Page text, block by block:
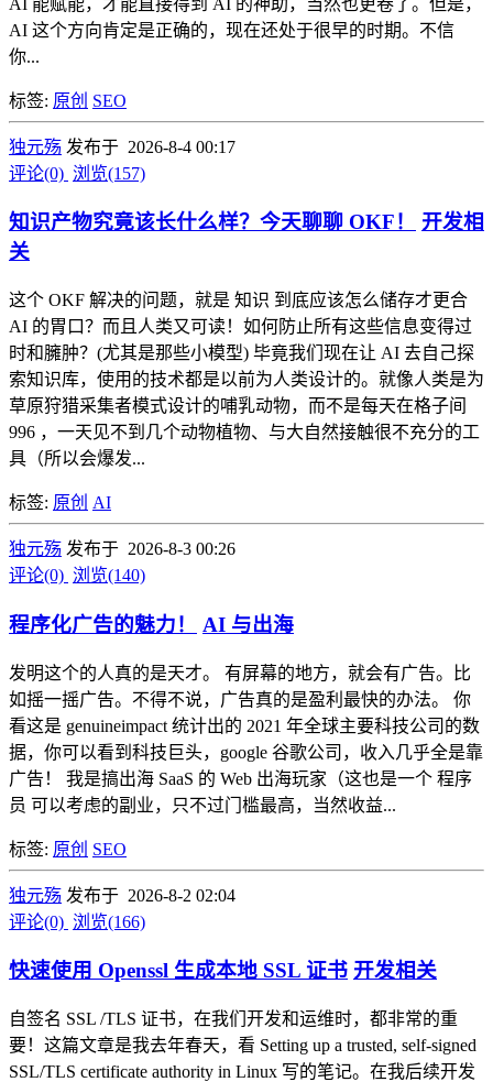
AI 这个方向肯定是正确的，现在还处于很早的时期。不信
你...
标签: 原创 SEO
独元殇 发布于 2026-8-4 00:17
评论(0) 浏览(157)
知识产物究竟该长什么样？今天聊聊 OKF！
开发相
关
这个 OKF 解决的问题，就是 知识 到底应该怎么储存才更合
AI 的胃口？而且人类又可读！如何防止所有这些信息变得过
时和臃肿？(尤其是那些小模型) 毕竟我们现在让 AI 去自己探
索知识库，使用的技术都是以前为人类设计的。就像人类是为
草原狩猎采集者模式设计的哺乳动物，而不是每天在格子间
996 ，一天见不到几个动物植物、与大自然接触很不充分的工
具（所以会爆发...
标签: 原创 AI
独元殇 发布于 2026-8-3 00:26
评论(0) 浏览(140)
程序化广告的魅力！ AI 与出海
发明这个的人真的是天才。 有屏幕的地方，就会有广告。比
如摇一摇广告。不得不说，广告真的是盈利最快的办法。 你
看这是 genuineimpact 统计出的 2021 年全球主要科技公司的数
据，你可以看到科技巨头，google 谷歌公司，收入几乎全是靠
广告！ 我是搞出海 SaaS 的 Web 出海玩家（这也是一个 程序
员 可以考虑的副业，只不过门槛最高，当然收益...
标签: 原创 SEO
独元殇 发布于 2026-8-2 02:04
评论(0) 浏览(166)
快速使用 Openssl 生成本地 SSL 证书 开发相关
自签名 SSL /TLS 证书，在我们开发和运维时，都非常的重
要！这篇文章是我去年春天，看 Setting up a trusted, self-signed
SSL/TLS certificate authority in Linux 写的笔记。在我后续开发